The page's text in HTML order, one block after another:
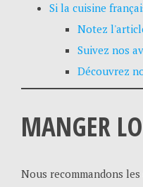
Si la cuisine
Notez
Suivez nos
Découvrez
MANGER
Nous recommandons